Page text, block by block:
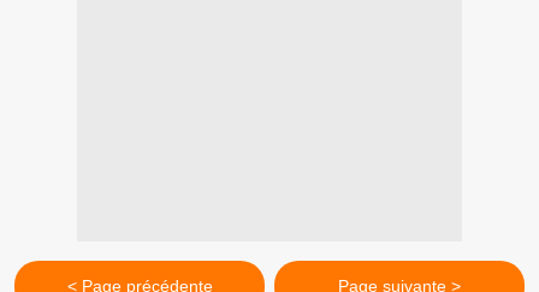
< Page précédente Page suivante >